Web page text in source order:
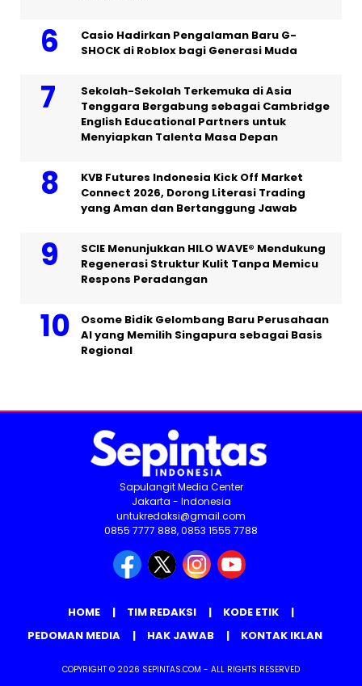
Casio Hadirkan Pengalaman Baru G-
SHOCK di Roblox bagi Generasi Muda
Sekolah-Sekolah Terkemuka di Asia
Tenggara Bergabung sebagai Cambridge
English Educational Partners untuk
Menyiapkan Talenta Masa Depan
KVB Futures Indonesia Kick Off Market
Connect 2026, Dorong Literasi Trading
yang Aman dan Bertanggung Jawab
SCIE Menunjukkan HILO WAVE® Mendukung
Regenerasi Struktur Kulit Tanpa Memicu
Respons Peradangan
Osome Bidik Gelombang Baru Perusahaan
AI yang Memilih Singapura sebagai Basis
Regional
Sapulangit Media Center
Jakarta - Indonesia
untukredaksi@gmail.com
0855 7777 888, 0853 1555 7788
HOME TIM REDAKSI
KODE ETIK
PEDOMAN MEDIA
HAK JAWAB KONTAK IKLAN
COPYRIGHT © 2026 SEPINTAS.COM - ALL RIGHTS RESERVED